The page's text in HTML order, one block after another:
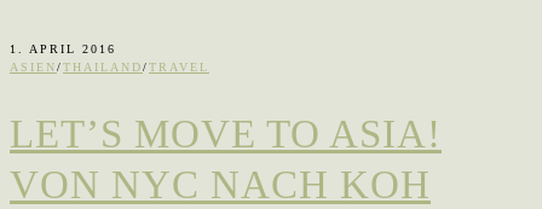
1. APRIL 2016
ASIEN/THAILAND/TRAVEL
LET’S MOVE TO ASIA!
VON NYC NACH KOH